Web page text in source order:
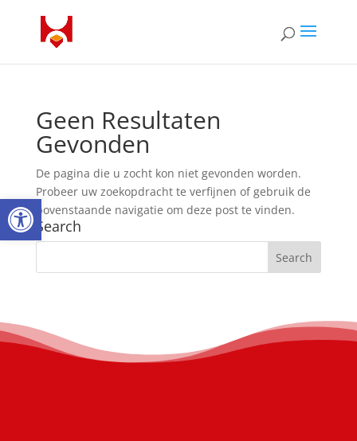
Open toolbar
Geen Resultaten
Gevonden
De pagina die u zocht kon niet gevonden worden.
Probeer uw zoekopdracht te verfijnen of gebruik de
bovenstaande navigatie om deze post te vinden.
Search